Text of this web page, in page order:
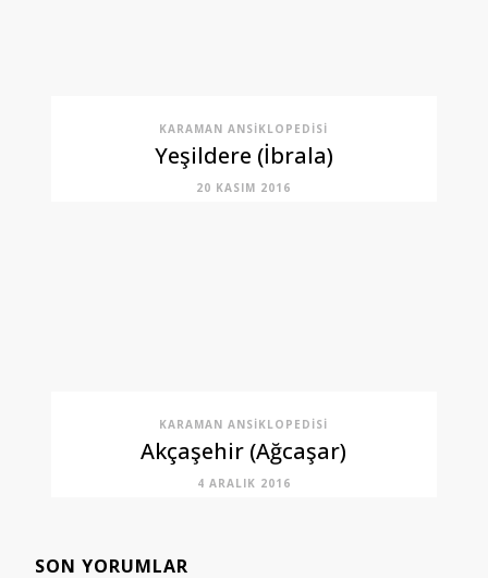
KARAMAN ANSIKLOPEDISI
Yeşildere (İbrala)
20 KASIM 2016
KARAMAN ANSIKLOPEDISI
Akçaşehir (Ağcaşar)
4 ARALIK 2016
SON YORUMLAR